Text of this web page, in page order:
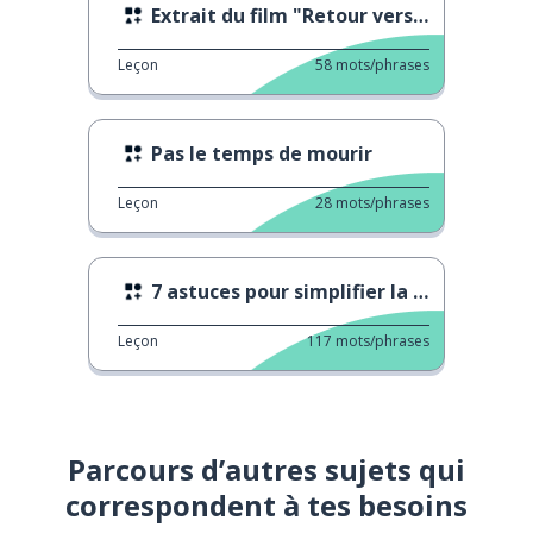
Extrait du film "Retour vers le futur"
Leçon 58 mots/phrases
Pas le temps de mourir
Leçon 28 mots/phrases
7 astuces pour simplifier la vie de votre chat
Leçon 117 mots/phrases
Parcours d’autres sujets qui
correspondent à tes besoins